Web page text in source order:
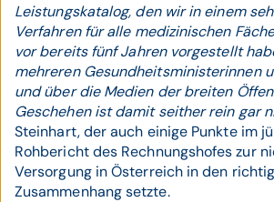
Leistungskatalog, den wir in einem
Verfahren für alle medizinischen
vor bereits fünf Jahren vorgestellt
mehreren Gesundheitsministerinnen
und über die Medien der breiten
Geschehen ist damit seither rein gar
Steinhart, der auch einige Punkte im
Rohbericht des Rechnungshofes zur
Versorgung in Österreich in den
Zusammenhang setzte.